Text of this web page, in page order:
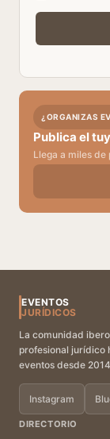
¿ORGANIZAS
Publica el
Llega a miles
EVENTOS
JURÍDICOS
La comunidad
profesional jurídico
eventos desde
Instagram
DIRECTORIO